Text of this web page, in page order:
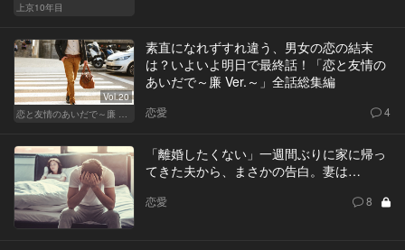
上京10年目
Vol.20
恋と友情のあいだで～廉 Ver.～
素直になれずすれ違う、男女の恋の結末
は？いよいよ明日で最終話！「恋と友情の
あいだで～廉 Ver.～」全話総集編
恋愛 4
「離婚したくない」一週間ぶりに家に帰っ
てきた夫から、まさかの告白。妻は…
恋愛 8